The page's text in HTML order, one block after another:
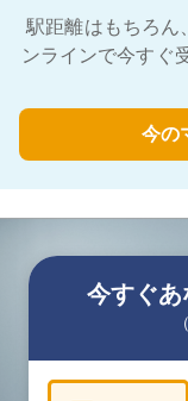
駅距離はもちろん
ンラインで今すぐ
今の
今すぐ